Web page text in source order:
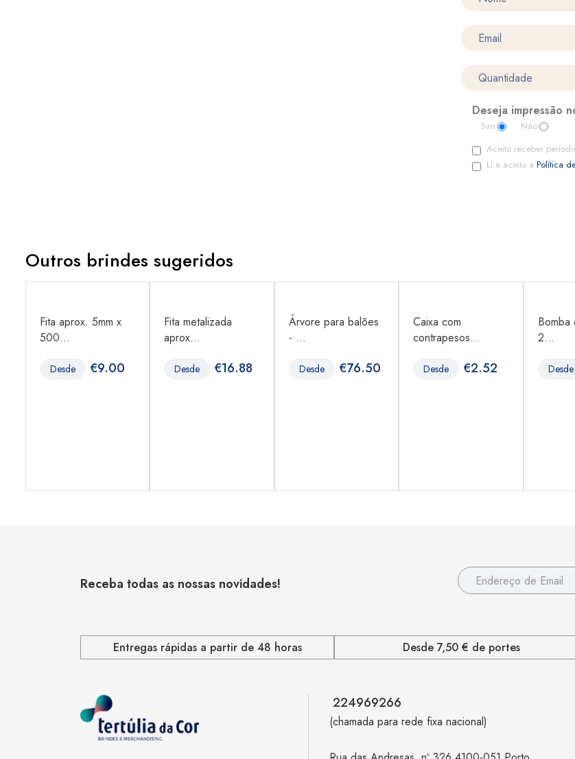
Deseja impressão
Sim
Não
Aceito receber
Li e aceito a Política
Outros brindes sugeridos
Fita aprox. 5mm x
500...
Desde €9.00
Fita metalizada
aprox...
Desde €16.88
Árvore para balões
- ...
Desde €76.50
Caixa com
contrapesos...
Desde €2.52
Bomba
2...
Desde
Receba todas as nossas novidades!
Entregas rápidas a partir de 48 horas Desde 7,50 € de portes
224969266
(chamada para rede fixa nacional)